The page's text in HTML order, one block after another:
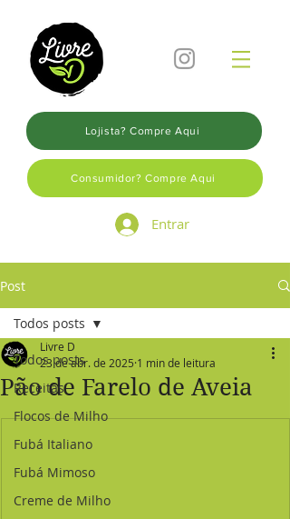
Lojista? Compre Aqui
Consumidor? Compre Aqui
Entrar
Post
Todos posts
Receitas
Flocos de Milho
Fubá Italiano
Fubá Mimoso
Creme de Milho
Todos posts
Pão de Farelo de Aveia
Livre D
23 de abr. de 2025 1 min de leitura